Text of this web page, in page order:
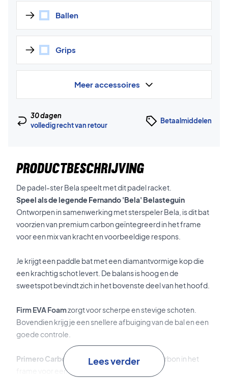
Ballen
Grips
Meer accessoires
30 dagen
volledig recht van retour
Betaalmiddelen
PRODUCTBESCHRIJVING
De padel-ster Bela speelt met dit padel racket.
Speel als de legende Fernando 'Bela' Belasteguin
Ontworpen in samenwerking met sterspeler Bela, is dit bat
voorzien van premium carbon geïntegreerd in het frame
voor een mix van kracht en voorbeeldige respons.
Je krijgt een paddle bat met een diamantvormige kop die
een krachtig schot levert. De balans is hoog en de
sweetspot bevindt zich in het bovenste deel van het hoofd.
Firm EVA Foamzorgt voor scherpe en stevige schoten.
Bovendien krijg je een snellere afbuiging van de bal en een
goede controle.
Primero Carbon Face integreert premium carbon in het
frame voor een mix van kracht en respons.
Lees verder